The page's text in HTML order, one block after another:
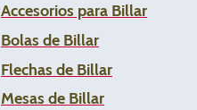
Accesorios para Billar
Bolas de Billar
Flechas de Billar
Mesas de Billar